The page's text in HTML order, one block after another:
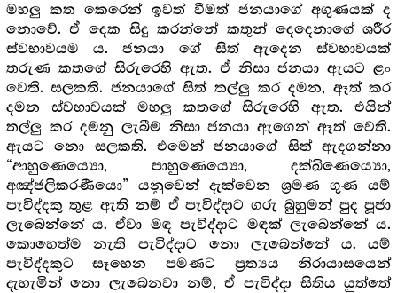
මහලු කත කෙරෙන් ඉවත් වීමත් ජනයාගේ අගුණයක් ද
නොවේ. ඒ දෙක සිදු කරන්නේ කතුන් දෙදෙනාගේ ශරීර
ස්වභාවයම ය. ජනයා ගේ සිත් ඇදෙන ස්වභාවයක්
තරුණ කතගේ සිරුරෙහි ඇත. ඒ නිසා ජනයා ඇයට ළං
වෙති. සලකති. ජනයාගේ සිත් තල්ලු කර දමන, ඈත් කර
දමන ස්වභාවයක් මහලු කතගේ සිරුරෙහි ඇත. එයින්
තල්ලු කර දමනු ලැබීම නිසා ජනයා ඇගෙන් ඈත් වෙති.
ඇයට නො සලකති. එමෙන් ජනයාගේ සිත් ඇදගන්නා
“ආහුණෙය්‍යො, පාහුණෙය්‍යො, දක්ඛිණෙය්‍යො,
අඤ්ජලිකරණීයො” යනුවෙන් දැක්වෙන ශ්‍ර‍මණ ගුණ යම්
පැවිද්දකු තුළ ඇති නම් ඒ පැවිද්දාට ගරු බුහුමන් පුද පූජා
ලැබෙන්නේ ය. ඒවා මඳ පැවිද්දාට මඳක් ලැබෙන්නේ ය.
කොහෙත්ම නැති පැවිද්දාට නො ලැබෙන්නේ ය. යම්
පැවිද්දකුට සෑහෙන පමණට ප්‍ර‍ත්‍යය නිරායාසයෙන්
දැහැමින් නො ලැබෙනවා නම්, ඒ පැවිද්දා සිතිය යුත්තේ